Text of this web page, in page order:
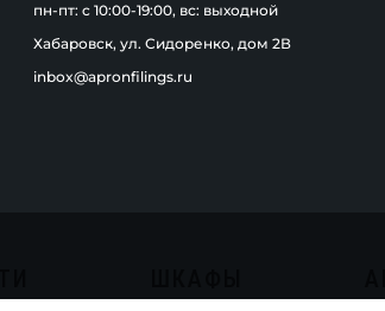
пн-пт: c 10:00-19:00, вс: выходной
Хабаровск, ул. Сидоренко, дом 2В
inbox@apronfilings.ru